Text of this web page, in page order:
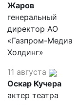
Жаров
генеральный
директор АО
«Газпром-Медиа
Холдинг»
11 августа
Оскар Кучера
актер театра